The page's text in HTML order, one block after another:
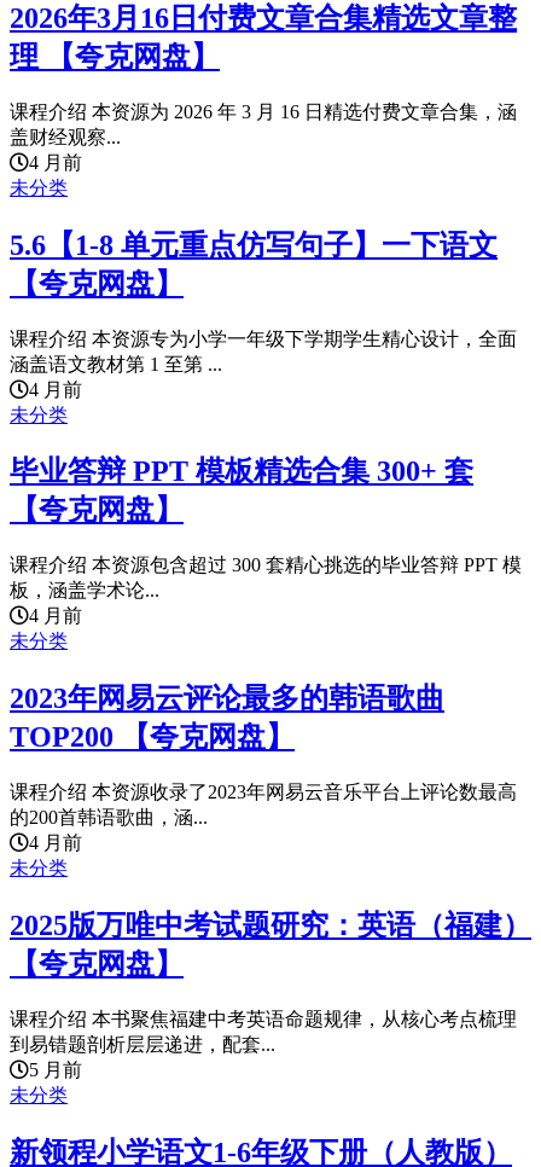
2026年3月16日付费文章合集精选文章整
理 【夸克网盘】
课程介绍 本资源为 2026 年 3 月 16 日精选付费文章合集，涵
盖财经观察...
4 月前
未分类
5.6【1-8 单元重点仿写句子】一下语文
【夸克网盘】
课程介绍 本资源专为小学一年级下学期学生精心设计，全面
涵盖语文教材第 1 至第 ...
4 月前
未分类
毕业答辩 PPT 模板精选合集 300+ 套
【夸克网盘】
课程介绍 本资源包含超过 300 套精心挑选的毕业答辩 PPT 模
板，涵盖学术论...
4 月前
未分类
2023年网易云评论最多的韩语歌曲
TOP200 【夸克网盘】
课程介绍 本资源收录了2023年网易云音乐平台上评论数最高
的200首韩语歌曲，涵...
4 月前
未分类
2025版万唯中考试题研究：英语（福建）
【夸克网盘】
课程介绍 本书聚焦福建中考英语命题规律，从核心考点梳理
到易错题剖析层层递进，配套...
5 月前
未分类
新领程小学语文1-6年级下册（人教版）